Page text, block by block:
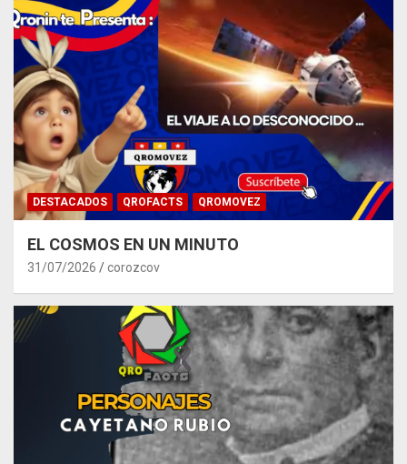
DESTACADOS QROFACTS QROMOVEZ
EL COSMOS EN UN MINUTO
31/07/2026 corozcov